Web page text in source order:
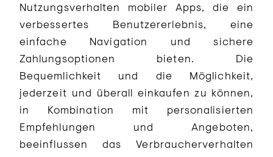
Nutzungsverhalten mobiler Apps, die ein
verbessertes Benutzererlebnis, eine
einfache Navigation und sichere
Zahlungsoptionen bieten. Die
Bequemlichkeit und die Möglichkeit,
jederzeit und überall einkaufen zu können,
in Kombination mit personalisierten
Empfehlungen und Angeboten,
beeinflussen das Verbraucherverhalten